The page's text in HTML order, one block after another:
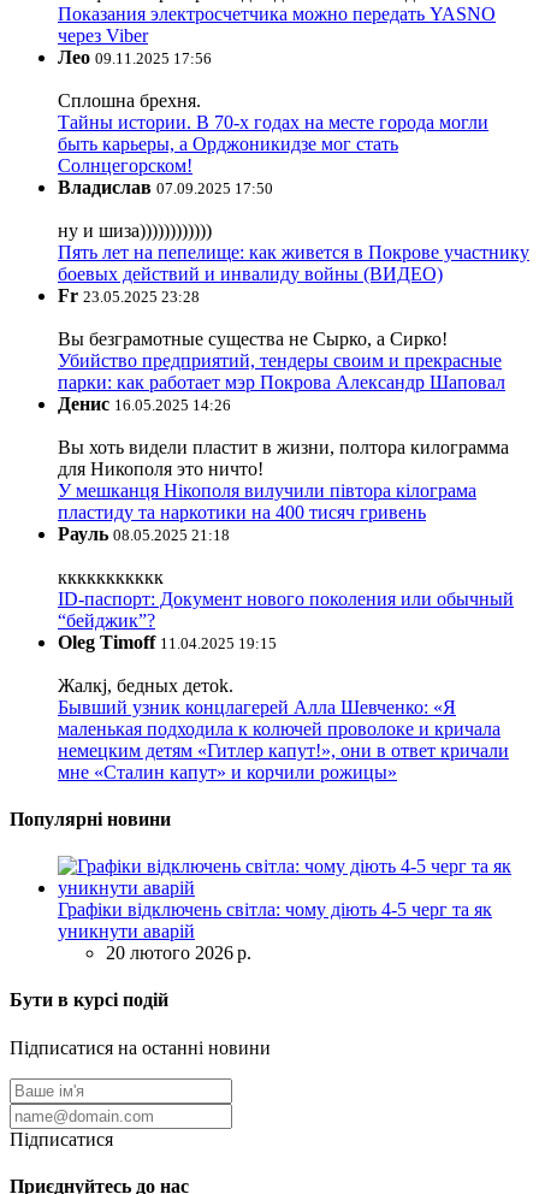
Показания электросчетчика можно передать YASNO
через Viber
Лео 09.11.2025 17:56
Сплошна брехня.
Тайны истории. В 70-х годах на месте города могли
быть карьеры, а Орджоникидзе мог стать
Солнцегорском!
Владислав 07.09.2025 17:50
ну и шиза))))))))))))
Пять лет на пепелище: как живется в Покрове участнику
боевых действий и инвалиду войны (ВИДЕО)
Fr 23.05.2025 23:28
Вы безграмотные существа не Сырко, а Сирко!
Убийство предприятий, тендеры своим и прекрасные
парки: как работает мэр Покрова Александр Шаповал
Денис 16.05.2025 14:26
Вы хоть видели пластит в жизни, полтора килограмма
для Никополя это ничто!
У мешканця Нікополя вилучили півтора кілограма
пластиду та наркотики на 400 тисяч гривень
Рауль 08.05.2025 21:18
ккккккккккк
ID-паспорт: Документ нового поколения или обычный
“бейджик”?
Oleg Timoff 11.04.2025 19:15
Жалкj, бедных детok.
Бывший узник концлагерей Алла Шевченко: «Я
маленькая подходила к колючей проволоке и кричала
немецким детям «Гитлер капут!», они в ответ кричали
мне «Сталин капут» и корчили рожицы»
Популярні новини
Графіки відключень світла: чому діють 4-5 черг та як
уникнути аварій
20 лютого 2026 р.
Бути в курсі подій
Підписатися на останні новини
Підписатися
Приєднуйтесь до нас